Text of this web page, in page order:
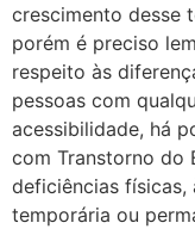
crescimento desse
porém é preciso
respeito às
pessoas com
acessibilidade, há
com Transtorno do
deficiências físicas,
temporária ou